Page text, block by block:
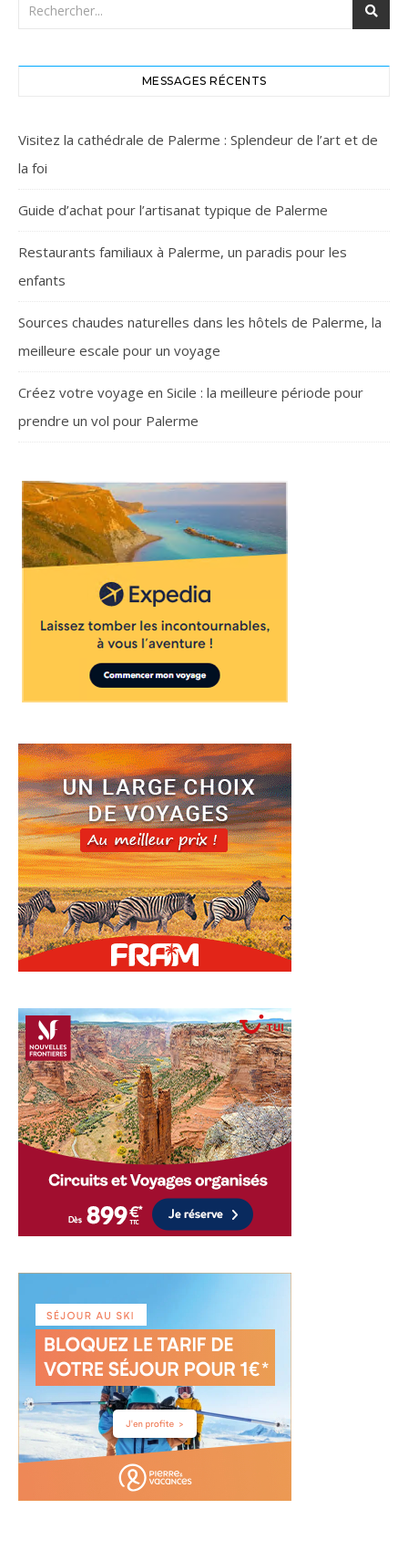
MESSAGES RÉCENTS
Visitez la cathédrale de Palerme : Splendeur de l’art et de
la foi
Guide d’achat pour l’artisanat typique de Palerme
Restaurants familiaux à Palerme, un paradis pour les
enfants
Sources chaudes naturelles dans les hôtels de Palerme, la
meilleure escale pour un voyage
Créez votre voyage en Sicile : la meilleure période pour
prendre un vol pour Palerme